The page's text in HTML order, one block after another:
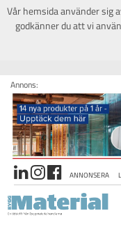
Annons:
ANNONSERA
Vår hemsida använder sig
godkänner du att vi